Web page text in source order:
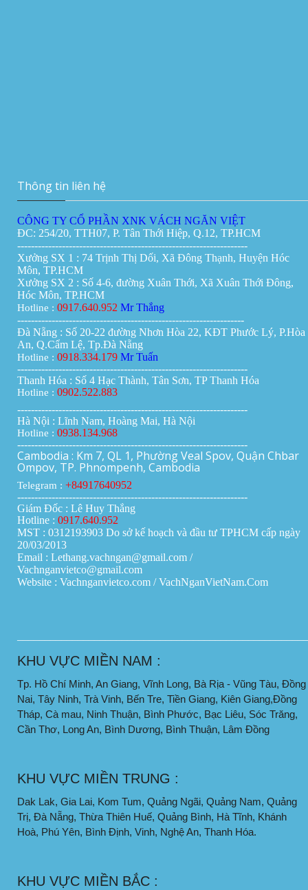
Thông tin liên hệ
CÔNG TY CỔ PHẦN XNK VÁCH NGĂN VIỆT
ĐC: 254/20, TTH07, P. Tân Thới Hiệp, Q.12, TP.HCM
-------------------------------------------------------------------
Xưởng SX 1 : 74 Trịnh Thị Dối, Xã Đông Thạnh, Huyện Hóc
Môn, TP.HCM
Xưởng SX 2 : Số 4-6, đường Xuân Thới, Xã Xuân Thới Đông,
Hóc Môn, TP.HCM
Hotline : 0917.640.952 Mr Thắng
------------------------------------------------------------------
Đà Nẵng : Số 20-22 đường Nhơn Hòa 22, KĐT Phước Lý, P.Hòa
An, Q.Cẩm Lệ, Tp.Đà Nẵng
Hotline : 0918.334.179 Mr Tuấn
-------------------------------------------------------------------
Thanh Hóa : Số 4 Hạc Thành, Tân Sơn, TP Thanh Hóa
Hotline : 0902.522.883
-------------------------------------------------------------------
Hà Nội : Lĩnh Nam, Hoàng Mai, Hà Nội
Hotline : 0938.134.968
-------------------------------------------------------------------
Cambodia : Km 7, QL 1, Phường Veal Spov, Quận Chbar
Ompov, TP. Phnompenh, Cambodia
Telegram : +84917640952
-------------------------------------------------------------------
Giám Đốc : Lê Huy Thắng
Hotline : 0917.640.952
MST : 0312193903 Do sở kế hoạch và đầu tư TPHCM cấp ngày
20/03/2013
Email : Lethang.vachngan@gmail.com /
Vachnganvietco@gmail.com
Website : Vachnganvietco.com /VachNganVietNam.Com
KHU VỰC MIỀN NAM :
Tp. Hồ Chí Minh, An Giang, Vĩnh Long, Bà Rịa - Vũng Tàu, Đồng
Nai, Tây Ninh, Trà Vinh, Bến Tre, Tiền Giang, Kiên Giang,Đồng
Tháp, Cà mau, Ninh Thuận, Bình Phước, Bạc Liêu, Sóc Trăng,
Cần Thơ, Long An, Bình Dương, Bình Thuận, Lâm Đồng
KHU VỰC MIỀN TRUNG :
Dak Lak, Gia Lai, Kom Tum, Quảng Ngãi, Quảng Nam, Quảng
Trị, Đà Nẵng, Thừa Thiên Huế, Quảng Bình, Hà Tĩnh, Khánh
Hoà, Phú Yên, Bình Định, Vinh, Nghệ An, Thanh Hóa.
KHU VỰC MIỀN BẮC :